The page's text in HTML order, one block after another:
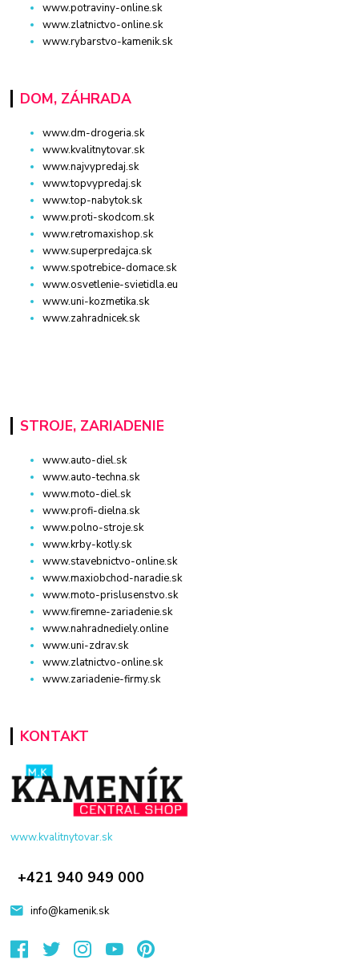
www.potraviny-online.sk
www.zlatnictvo-online.sk
www.rybarstvo-kamenik.sk
DOM, ZÁHRADA
www.dm-drogeria.sk
www.kvalitnytovar.sk
www.najvypredaj.sk
www.topvypredaj.sk
www.top-nabytok.sk
www.proti-skodcom.sk
www.retromaxishop.sk
www.superpredajca.sk
www.spotrebice-domace.sk
www.osvetlenie-svietidla.eu
www.uni-kozmetika.sk
www.zahradnicek.sk
STROJE, ZARIADENIE
www.auto-diel.sk
www.auto-techna.sk
www.moto-diel.sk
www.profi-dielna.sk
www.polno-stroje.sk
www.krby-kotly.sk
www.stavebnictvo-online.sk
www.maxiobchod-naradie.sk
www.moto-prislusenstvo.sk
www.firemne-zariadenie.sk
www.nahradnediely.online
www.uni-zdrav.sk
www.zlatnictvo-online.sk
www.zariadenie-firmy.sk
KONTAKT
www.kvalitnytovar.sk
+421 940 949 000
info@kamenik.sk